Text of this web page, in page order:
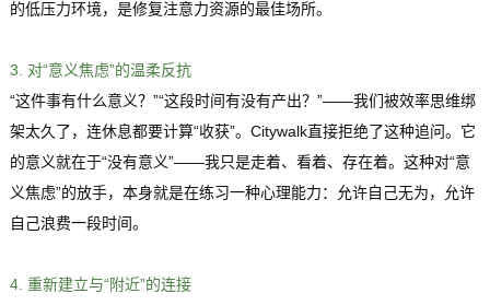
的低压力环境，是修复注意力资源的最佳场所。
3. 对“意义焦虑”的温柔反抗
“这件事有什么意义？”“这段时间有没有产出？”——我们被效率思维绑
架太久了，连休息都要计算“收获”。Citywalk直接拒绝了这种追问。它
的意义就在于“没有意义”——我只是走着、看着、存在着。这种对“意
义焦虑”的放手，本身就是在练习一种心理能力：允许自己无为，允许
自己浪费一段时间。
4. 重新建立与“附近”的连接